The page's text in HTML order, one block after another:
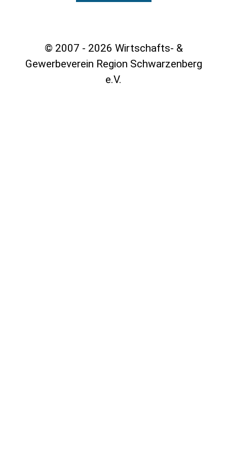
© 2007 - 2026 Wirtschafts- &
Gewerbeverein Region Schwarzenberg
e.V.